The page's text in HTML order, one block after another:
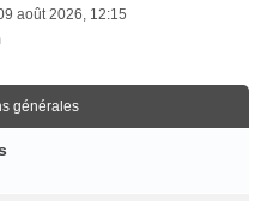
août 2026, 12:15
générales